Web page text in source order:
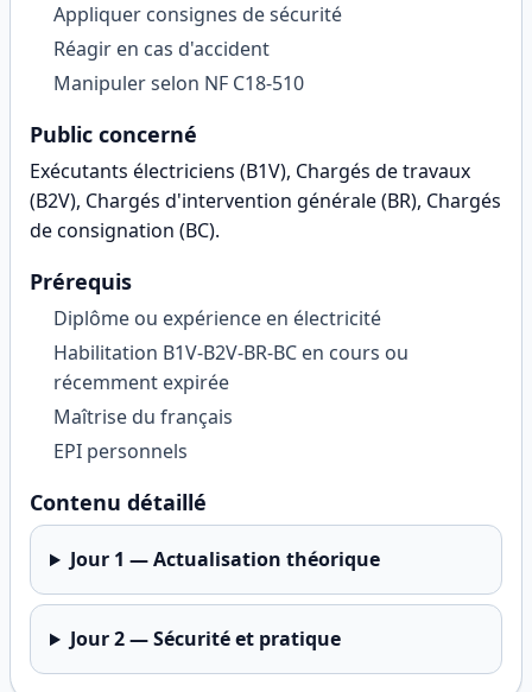
Appliquer consignes de sécurité
Réagir en cas d'accident
Manipuler selon NF C18-510
Public concerné
Exécutants électriciens (B1V), Chargés de travaux
(B2V), Chargés d'intervention générale (BR), Chargés
de consignation (BC).
Prérequis
Diplôme ou expérience en électricité
Habilitation B1V-B2V-BR-BC en cours ou
récemment expirée
Maîtrise du français
EPI personnels
Contenu détaillé
Jour 1 —Actualisation théorique
Jour2—Sécurité et pratique